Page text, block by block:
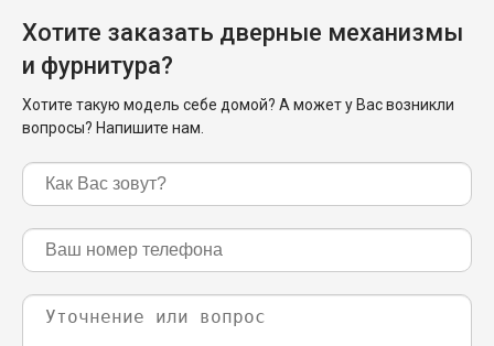
Хотите заказать дверные механизмы
и фурнитура?
Хотите такую модель себе домой? А может у Вас возникли
вопросы? Напишите нам.